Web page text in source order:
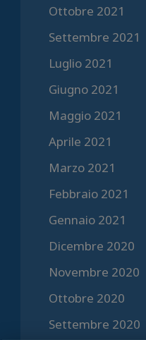
Ottobre 2021
Settembre 2021
Luglio 2021
Giugno 2021
Maggio 2021
Aprile 2021
Marzo 2021
Febbraio 2021
Gennaio 2021
Dicembre 2020
Novembre 2020
Ottobre 2020
Settembre 2020